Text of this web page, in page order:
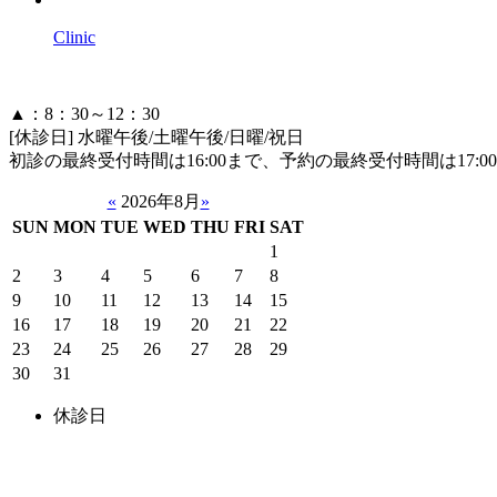
Clinic
▲：8：30～12：30
[休診日] 水曜午後/土曜午後/日曜/祝日
初診の最終受付時間は16:00まで、予約の最終受付時間は
« 2026年8月 »
SUN MON TUE WED THU FRI SAT
1
2
3 4 5 6 7
8
9
10 11 12 13 14
15
16
17 18 19 20 21
22
23
24 25 26 27 28
29
30
31
休診日